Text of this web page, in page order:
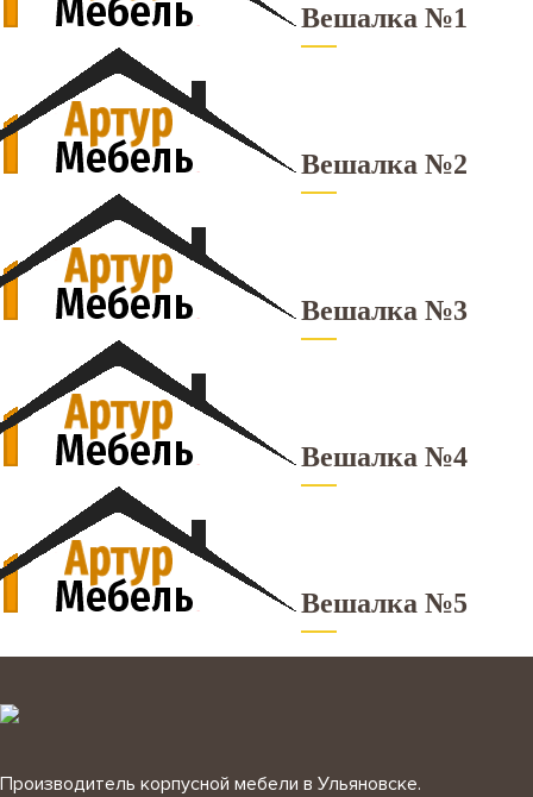
Вешалка №1
Вешалка №2
Вешалка №3
Вешалка №4
Вешалка №5
Производитель корпусной мебели в Ульяновске.